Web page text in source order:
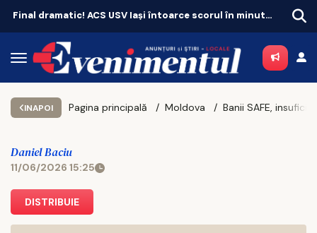
INAPOI Pagina principală Moldova
Daniel Baciu
11/06/2026 15:25
DISTRIBUIE